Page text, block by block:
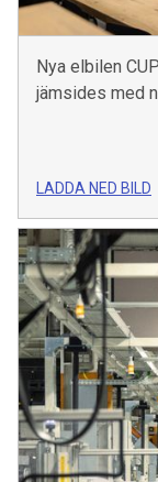
Nya elbilen
jämsides med
LADDA NED BILD